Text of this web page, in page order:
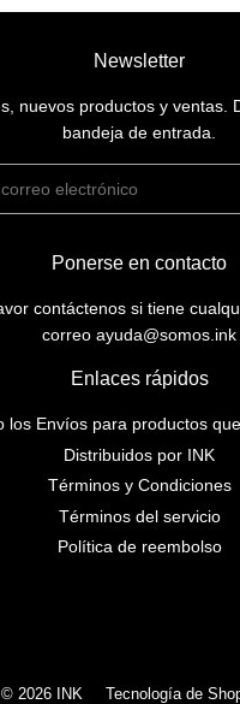
Newsletter
nuevos productos y ventas.
bandeja de entrada.
Ponerse en contacto
contáctenos si tiene
correo ayuda@somos.ink
Enlaces rápidos
los Envíos para productos
Distribuidos por INK
Términos y Condiciones
Términos del servicio
Política de reembolso
© 2026 INK Tecnología de